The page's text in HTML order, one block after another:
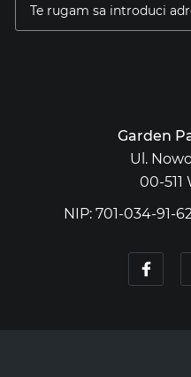
Garden
Ul.
00-511
NIP: 701-034-91-